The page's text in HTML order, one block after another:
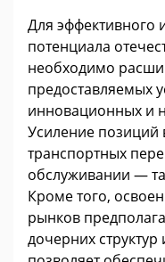
Для эффективного
потенциала
необходимо
предоставляемых
инновационных и
Усиление
транспортных
обслуживании —
Кроме того,
рынков
дочерних